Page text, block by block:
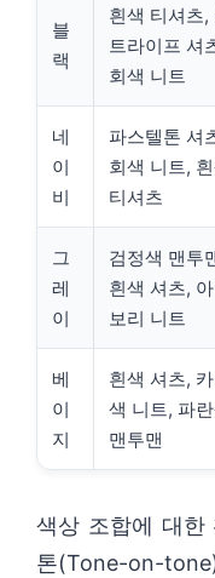
블
랙
흰색 티셔츠,
트라이프 셔
회색 니트
네
이
비
파스텔톤 셔
회색 니트,
티셔츠
그
레
이
검정색 맨투
흰색 셔츠,
보리 니트
베
이
지
흰색 셔츠,
색 니트, 파
맨투맨
색상 조합에 대한
톤(Tone-on-